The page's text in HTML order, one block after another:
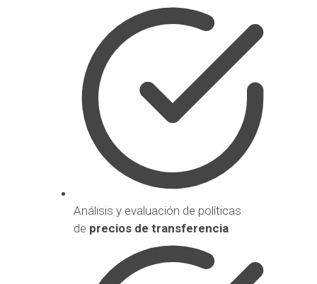
Análisis y evaluación de políticas
de precios de transferencia